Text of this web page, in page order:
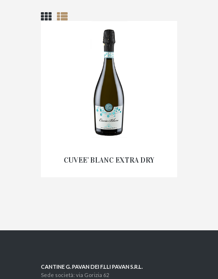
CUVEE’ BLANC EXTRA DRY
CANTINE G. PAVAN DEI F.LLI PAVAN S.R.L.
Sede società: via Gorizia 62